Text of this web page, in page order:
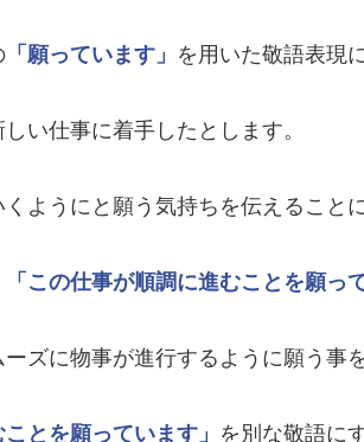
「願っています」 を用いた敬語表現
い仕事に着手したとします。
ようにと願う気持ちを伝えること
「この仕事が順調に進むことを願っ
ズに物事が進行するように願う事
ことを願っています」 を別な敬語に